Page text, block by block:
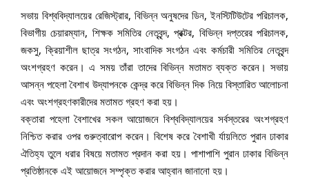
সভায় বিশ্ববিদ্যালয়ের রেজিস্ট্রার, বিভিন্ন অনুষদের ডিন, ইনস্টিটিউটের পরিচালক,
বিভাগীয় চেয়ারম্যান, শিক্ষক সমিতির নেতৃবৃন্দ, প্রক্টর, বিভিন্ন দপ্তরের পরিচালক,
জকসু, ক্রিয়াশীল ছাত্র সংগঠন, সাংবাদিক সংগঠন এবং কর্মচারী সমিতির নেতৃবৃন্দ
অংশগ্রহণ করেন। এ সময় তাঁরা তাদের বিভিন্ন মতামত ব্যক্ত করেন। সভায়
আসন্ন পহেলা বৈশাখ উদ্‌যাপনকে কেন্দ্র করে বিভিন্ন দিক নিয়ে বিস্তারিত আলোচনা
এবং অংশগ্রহণকারীদের মতামত গ্রহণ করা হয়।
বক্তারা পহেলা বৈশাখের সকল আয়োজনে বিশ্ববিদ্যালয়ের সর্বস্তরের অংশগ্রহণ
নিশ্চিত করার ওপর গুরুত্বারোপ করেন। বিশেষ করে বৈশাখী র্যায়লিতে পুরান ঢাকার
ঐতিহ্য তুলে ধরার বিষয়ে মতামত প্রদান করা হয়। পাশাপাশি পুরান ঢাকার বিভিন্ন
প্রতিষ্ঠানকে এই আয়োজনে সম্পৃক্ত করার আহ্বান জানানো হয়।